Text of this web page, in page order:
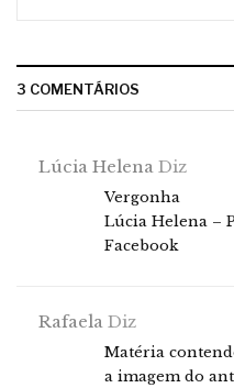
3 COMENTÁRIOS
Lúcia Helena Diz
Vergonha
Lúcia Helena –
Facebook
Rafaela Diz
Matéria
a imagem do